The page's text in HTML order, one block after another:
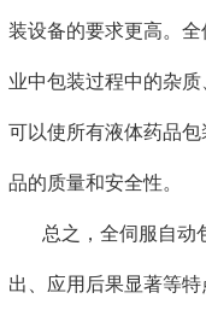
装设备的要求更高。
业中包装过程中的杂
可以使所有液体药品
品的质量和安全性。
总之，全伺服自动
出、应用后果显著等